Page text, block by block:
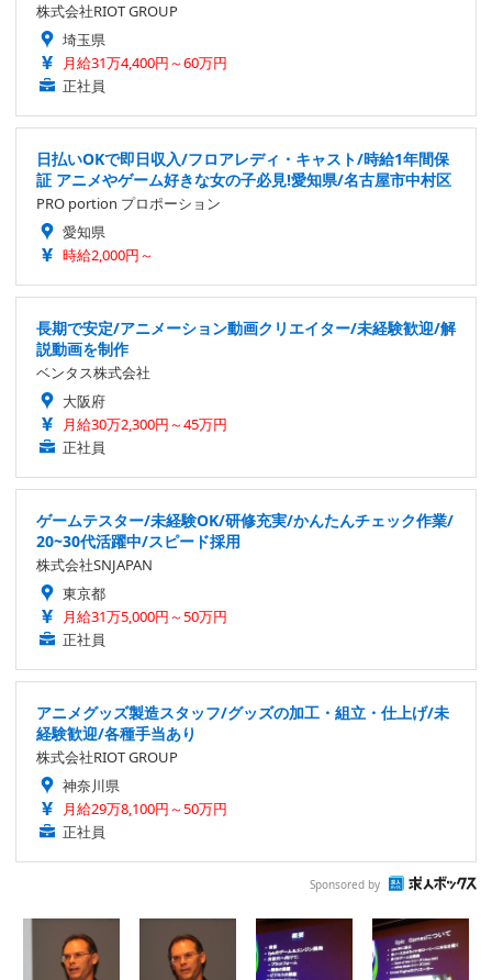
株式会社RIOT GROUP
埼玉県
月給31万4,400円～60万円
正社員
日払いOKで即日収入/フロアレディ・キャスト/時給1年間保
証 アニメやゲーム好きな女の子必見!愛知県/名古屋市中村区
PRO portion プロポーション
愛知県
時給2,000円～
長期で安定/アニメーション動画クリエイター/未経験歓迎/解
説動画を制作
ベンタス株式会社
大阪府
月給30万2,300円～45万円
正社員
ゲームテスター/未経験OK/研修充実/かんたんチェック作業/
20~30代活躍中/スピード採用
株式会社SNJAPAN
東京都
月給31万5,000円～50万円
正社員
アニメグッズ製造スタッフ/グッズの加工・組立・仕上げ/未
経験歓迎/各種手当あり
株式会社RIOT GROUP
神奈川県
月給29万8,100円～50万円
正社員
Sponsored by